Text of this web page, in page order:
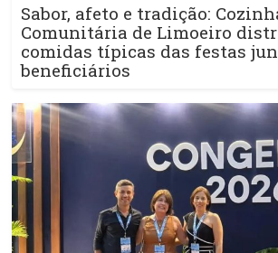
Sabor, afeto e tradição:
Comunitária de Limoeiro
comidas típicas das festas
beneficiários